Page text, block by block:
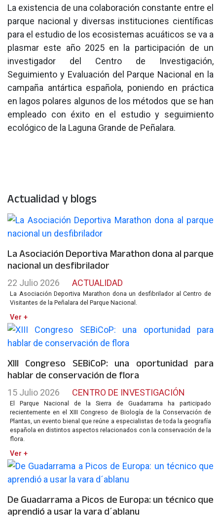
La existencia de una colaboración constante entre el
parque nacional y diversas instituciones científicas
para el estudio de los ecosistemas acuáticos se va a
plasmar este año 2025 en la participación de un
investigador del Centro de Investigación,
Seguimiento y Evaluación del Parque Nacional en la
campaña antártica española, poniendo en práctica
en lagos polares algunos de los métodos que se han
empleado con éxito en el estudio y seguimiento
ecológico de la Laguna Grande de Peñalara.
Actualidad y blogs
La Asociación Deportiva Marathon dona al parque
nacional un desfibrilador
22 Julio 2026 ACTUALIDAD
La Asociación Deportiva Marathon dona un desfibrilador al Centro de
Visitantes de la Peñalara del Parque Nacional.
Ver +
XIII Congreso SEBiCoP: una oportunidad para
hablar de conservación de flora
15 Julio 2026 CENTRO DE INVESTIGACIÓN
El Parque Nacional de la Sierra de Guadarrama ha participado
recientemente en el XIII Congreso de Biología de la Conservación de
Plantas, un evento bienal que reúne a especialistas de toda la geografía
española en distintos aspectos relacionados con la conservación de la
flora.
Ver +
De Guadarrama a Picos de Europa: un técnico que
aprendió a usar la vara d´ablanu